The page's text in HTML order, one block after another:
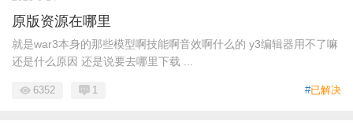
原版资源在哪里
就是war3本身的那些模型啊技能啊音效啊什么的 y3编辑器用不了嘛
还是什么原因 还是说要去哪里下载 ...
#已解决
6352 1